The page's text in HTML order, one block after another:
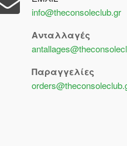
info@theconsoleclub.gr
Ανταλλαγές
Παραγγελίες